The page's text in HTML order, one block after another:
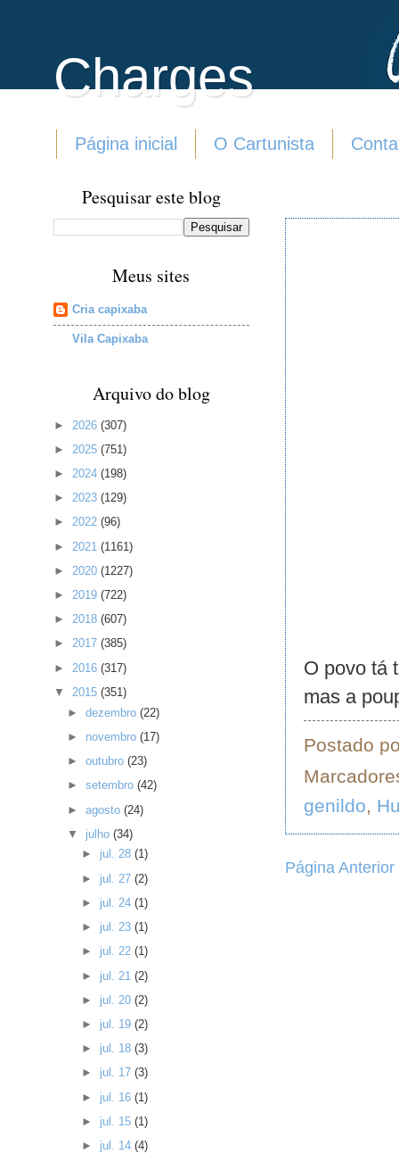
Charges
Página inicial O Cartunista
O povo tá
mas a
Postado
genildo,
Página Anterior
Pesquisar este blog
Meus sites
Cria capixaba
Vila Capixaba
Arquivo do blog
► 2026 (307)
► 2025 (751)
► 2024 (198)
► 2023 (129)
► 2022 (96)
► 2021 (1161)
► 2020 (1227)
► 2019 (722)
► 2018 (607)
► 2017 (385)
► 2016 (317)
▼ 2015 (351)
►dezembro(22)
► novembro(17)
►outubro(23)
►setembro(42)
►agosto(24)
▼ julho(34)
► jul. 28 (1)
► jul. 27 (2)
► jul. 24 (1)
► jul. 23 (1)
► jul. 22 (1)
► jul. 21 (2)
► jul. 20 (2)
► jul. 19 (2)
► jul. 18 (3)
► jul. 17 (3)
► jul. 16 (1)
► jul. 15 (1)
► jul. 14 (4)